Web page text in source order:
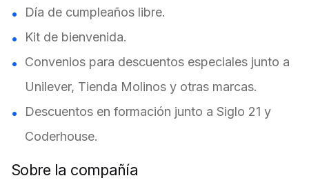
Día de cumpleaños libre.
Kit de bienvenida.
Convenios para descuentos especiales junto a
Unilever, Tienda Molinos y otras marcas.
Descuentos en formación junto a Siglo 21 y
Coderhouse.
Sobre la compañía